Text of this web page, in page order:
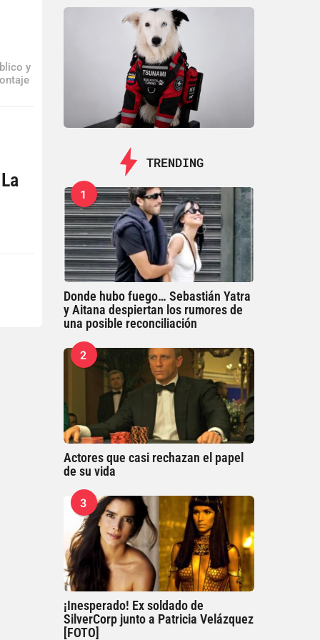
y
TRENDING
1
Donde hubo fuego… Sebastián Yatra
y Aitana despiertan los rumores de
una posible reconciliación
2
Actores que casi rechazan el papel
de su vida
3
¡Inesperado! Ex soldado de
SilverCorp junto a Patricia Velázquez
[FOTO]